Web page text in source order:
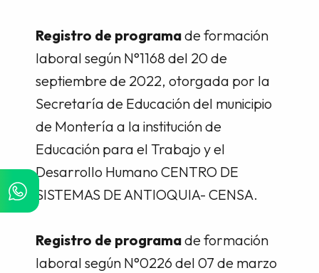
Registro de programade formación
laboral según N°1168 del 20 de
septiembre de 2022, otorgada por la
Secretaría de Educación del municipio
de Montería a la institución de
Educación para el Trabajo y el
Desarrollo Humano CENTRO DE
SISTEMAS DE ANTIOQUIA- CENSA.
Registro de programade formación
laboral según N°0226 del 07 de marzo